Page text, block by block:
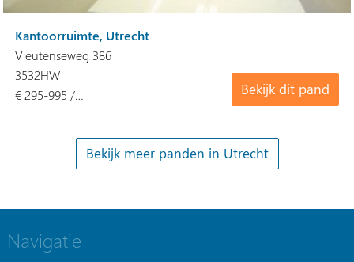
Kantoorruimte, Utrecht
Vleutenseweg 386
Bekijk dit pand
3532HW
€ 295-995 /…
Navigatie